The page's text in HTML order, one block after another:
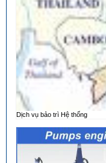
Dịch vụ bảo trì Hệ thống